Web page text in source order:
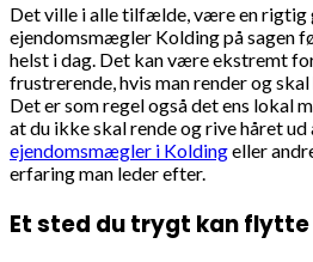
Det ville i alle tilfælde, være en rigtig
ejendomsmægler Kolding på sagen
helst i dag. Det kan være ekstremt
frustrerende, hvis man render og
Det er som regel også det ens lokal
at du ikke skal rende og rive håret ud
ejendomsmægler i Koldingeller
erfaring man leder efter.
Et sted du trygt kan flytte